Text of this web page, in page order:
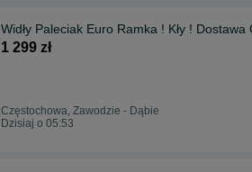
Widły Paleciak Euro Ramka ! Kły ! Dostawa
1 299 zł
Częstochowa, Zawodzie - Dąbie
Dzisiaj o 05:53